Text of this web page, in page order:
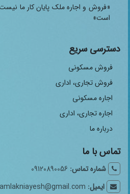
«فروش و اجاره ملک پایان کار ما
است»
دسترسی سریع
فروش مسکونی
فروش تجاری، اداری
اجاره مسکونی
اجاره تجاری، اداری
درباره ما
تماس با ما
شماره تماس: 09120890056
ایمیل: